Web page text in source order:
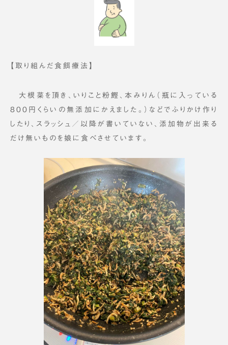
【取り組んだ食餌療法】
大根菜を頂き、いりこと粉鰹、本みりん（瓶に入っている
800円くらいの無添加にかえました。）などでふりかけ作り
したり、スラッシュ／以降が書いていない、添加物が出来る
だけ無いものを娘に食べさせています。